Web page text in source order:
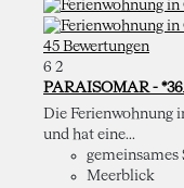
45 Bewertungen
6 2
PARAISOMAR -
Die Ferienwohnung
und hat eine...
Meerblick